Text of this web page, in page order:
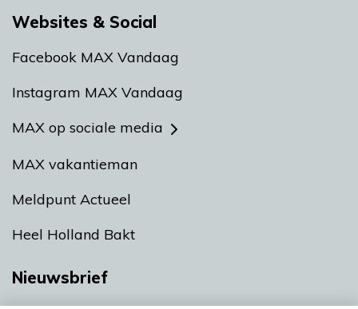
Websites & Social
Facebook MAX Vandaag
Instagram MAX Vandaag
MAX op sociale media
MAX vakantieman
Meldpunt Actueel
Heel Holland Bakt
Nieuwsbrief